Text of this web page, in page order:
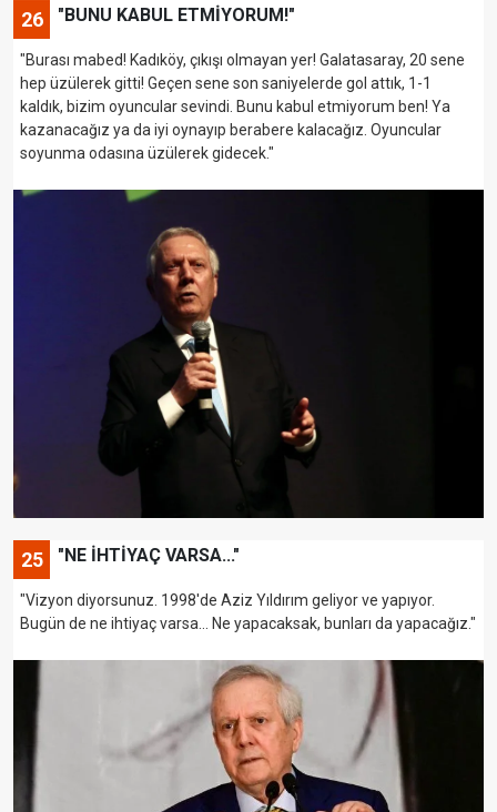
26 "BUNU KABUL ETMİYORUM!"
"Burası mabed! Kadıköy, çıkışı olmayan yer! Galatasaray, 20 sene
hep üzülerek gitti! Geçen sene son saniyelerde gol attık, 1-1
kaldık, bizim oyuncular sevindi. Bunu kabul etmiyorum ben! Ya
kazanacağız ya da iyi oynayıp berabere kalacağız. Oyuncular
soyunma odasına üzülerek gidecek."
25 "NE İHTİYAÇ VARSA..."
"Vizyon diyorsunuz. 1998'de Aziz Yıldırım geliyor ve yapıyor.
Bugün de ne ihtiyaç varsa... Ne yapacaksak, bunları da yapacağız."